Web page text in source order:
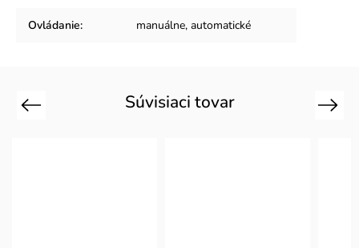
Ovládanie: manuálne, automatické
Súvisiaci tovar
Previous Next